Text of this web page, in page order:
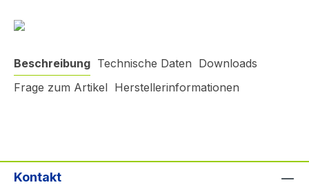
Beschreibung Technische Daten Downloads
Frage zum Artikel Herstellerinformationen
Kontakt